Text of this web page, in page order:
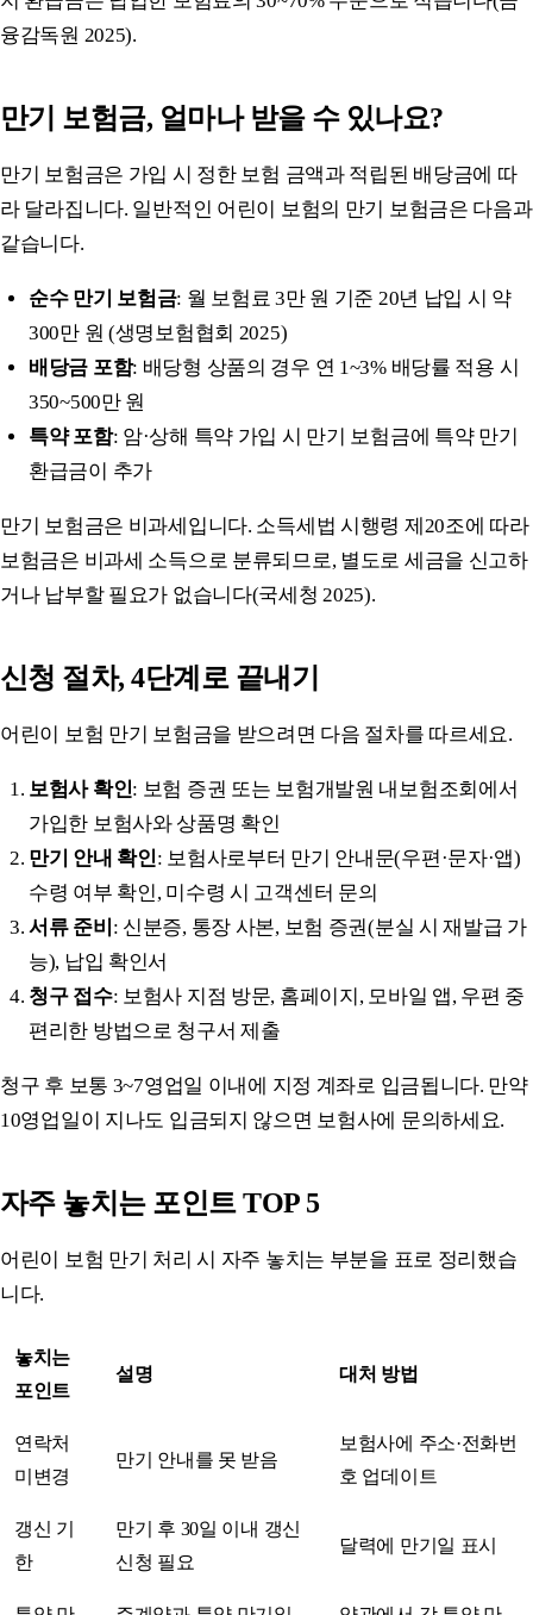
융감독원 2025).
만기 보험금, 얼마나 받을 수 있나요?
만기 보험금은 가입 시 정한 보험 금액과 적립된 배당금에 따
라 달라집니다. 일반적인 어린이 보험의 만기 보험금은 다음과
같습니다.
순수 만기 보험금: 월 보험료 3만 원 기준 20년 납입 시 약
300만 원 (생명보험협회 2025)
배당금 포함: 배당형 상품의 경우 연 1~3% 배당률 적용 시
350~500만 원
특약 포함: 암·상해 특약 가입 시 만기 보험금에 특약 만기
환급금이 추가
만기 보험금은 비과세입니다. 소득세법 시행령 제20조에 따라
보험금은 비과세 소득으로 분류되므로, 별도로 세금을 신고하
거나 납부할 필요가 없습니다(국세청 2025).
신청 절차, 4단계로 끝내기
어린이 보험 만기 보험금을 받으려면 다음 절차를 따르세요.
보험사 확인: 보험 증권 또는 보험개발원 내보험조회에서
가입한 보험사와 상품명 확인
만기 안내 확인: 보험사로부터 만기 안내문(우편·문자·앱)
수령 여부 확인, 미수령 시 고객센터 문의
서류 준비 : 신분증, 통장 사본, 보험 증권(분실 시 재발급 가
능), 납입 확인서
청구 접수: 보험사 지점 방문, 홈페이지, 모바일 앱, 우편 중
편리한 방법으로 청구서 제출
청구 후 보통 3~7영업일 이내에 지정 계좌로 입금됩니다. 만약
10영업일이 지나도 입금되지 않으면 보험사에 문의하세요.
자주 놓치는 포인트 TOP 5
어린이 보험 만기 처리 시 자주 놓치는 부분을 표로 정리했습
니다.
놓치는
포인트
설명 대처 방법
연락처
미변경
만기 안내를 못 받음
보험사에 주소·전화번
호 업데이트
갱신 기
한
만기 후 30일 이내 갱신
신청 필요
달력에 만기일 표시